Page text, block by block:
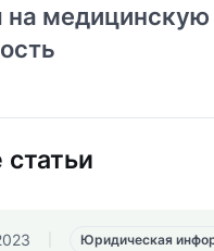
на медицинскую
Юридическая